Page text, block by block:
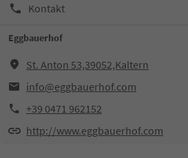
Kontakt
Eggbauerhof
St. Anton 53,39052,Kaltern
info@eggbauerhof.com
+39 0471 962152
http://www.eggbauerhof.com